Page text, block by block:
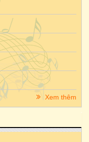
Xem thêm